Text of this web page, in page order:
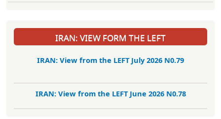
IRAN: VIEW FORM THE LEFT
IRAN: View from the LEFT July 2026 N0.79
IRAN: View from the LEFT June 2026 N0.78